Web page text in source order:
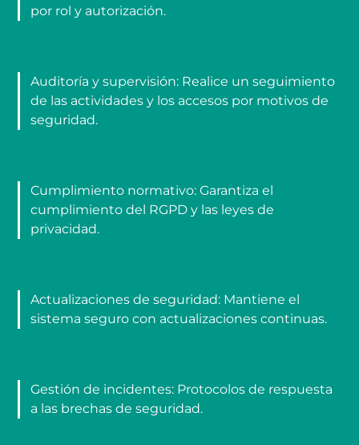
por rol y autorización.
Auditoría y supervisión: Realice un seguimiento
de las actividades y los accesos por motivos de
seguridad.
Cumplimiento normativo: Garantiza el
cumplimiento del RGPD y las leyes de
privacidad.
Actualizaciones de seguridad: Mantiene el
sistema seguro con actualizaciones continuas.
Gestión de incidentes: Protocolos de respuesta
a las brechas de seguridad.